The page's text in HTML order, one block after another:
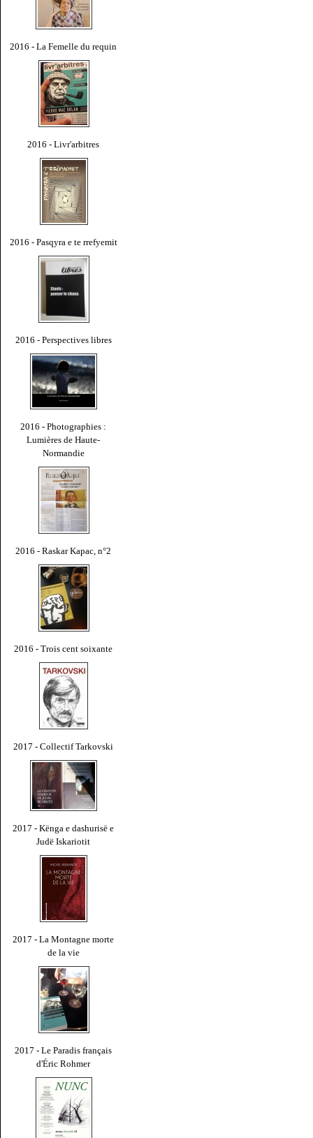
2016 - La Femelle du requin
2016 - Livr'arbitres
2016 - Pasqyra e te rrefyemit
2016 - Perspectives libres
2016 - Photographies :
Lumières de Haute-
Normandie
2016 - Raskar Kapac, n°2
2016 - Trois cent soixante
2017 - Collectif Tarkovski
2017 - Kënga e dashurisë e
Judë Iskariotit
2017 - La Montagne morte
de la vie
2017 - Le Paradis français
d'Éric Rohmer